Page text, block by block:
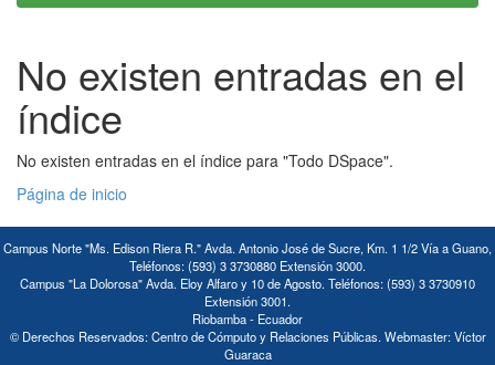
No existen entradas en el
índice
No existen entradas en el índice para "Todo DSpace".
Página de inicio
Campus Norte "Ms. Edison Riera R." Avda. Antonio José de Sucre, Km. 1 1/2 Vía a Guano,
Teléfonos: (593) 3 3730880 Extensión 3000.
Campus "La Dolorosa" Avda. Eloy Alfaro y 10 de Agosto. Teléfonos: (593) 3 3730910
Extensión 3001.
Riobamba - Ecuador
© Derechos Reservados: Centro de Cómputo y Relaciones Públicas. Webmaster: Víctor
Guaraca